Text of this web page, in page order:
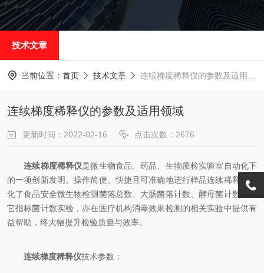
技术文章
当前位置： 首页 技术文章 连续梯度稀释仪的参数及适用领域
连续梯度稀释仪的参数及适用领域
更新时间：2022-02-16 点击次数：2676
连续梯度稀释仪是微生物食品、药品、生物质检实验室自动化下
的一项创新发明。操作简便、快捷且可准确地进行样品连续稀释，优
化了食品安全微生物检测菌落总数、大肠菌落计数、酵母菌计数及其
它指标菌计数实验，亦在医疗机构消毒效果检测的相关实验中提供有
益帮助，终大幅提升检验质量与效率。
连续梯度稀释仪技术参数：